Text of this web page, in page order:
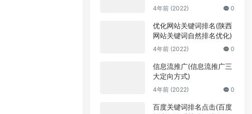
4年前 (2022) 0
优化网站关键词排名(陕西
网站关键词自然排名优化)
4年前 (2022) 0
信息流推广(信息流推广三
大定向方式)
4年前 (2022) 0
百度关键词排名点击(百度